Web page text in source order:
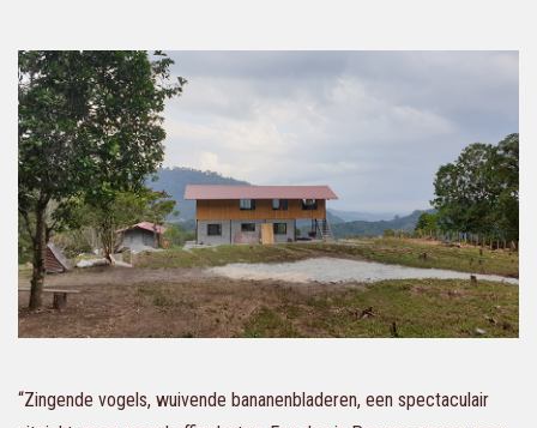
“Zingende vogels, wuivende bananenbladeren, een spectaculair